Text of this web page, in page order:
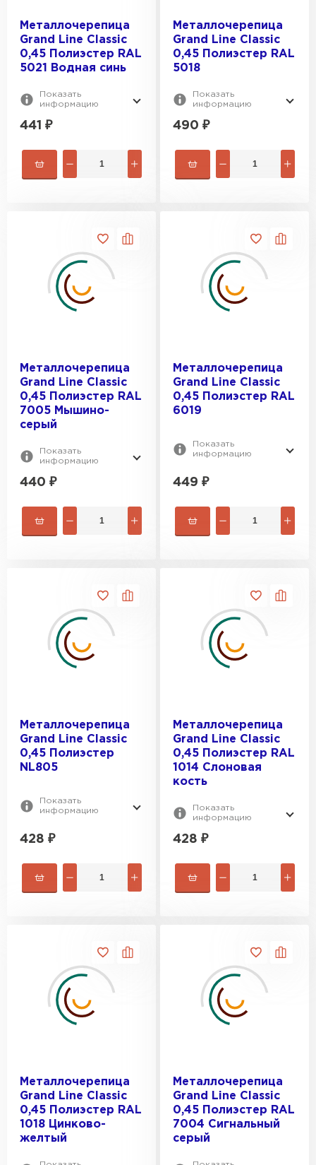
Металлочерепица
Grand Line Classic
0,45 Полиэстер RAL
5021 Водная синь
Показать
информацию
441 ₽
Металлочерепица
Grand Line Classic
0,45 Полиэстер RAL
5018
Показать
информацию
490 ₽
Металлочерепица
Grand Line Classic
0,45 Полиэстер RAL
7005 Мышино-
серый
Показать
информацию
440 ₽
Металлочерепица
Grand Line Classic
0,45 Полиэстер RAL
6019
Показать
информацию
449 ₽
Металлочерепица
Grand Line Classic
0,45 Полиэстер
NL805
Показать
информацию
428 ₽
Металлочерепица
Grand Line Classic
0,45 Полиэстер RAL
1014 Слоновая
кость
Показать
информацию
428 ₽
Металлочерепица
Grand Line Classic
0,45 Полиэстер RAL
1018 Цинково-
желтый
Металлочерепица
Grand Line Classic
0,45 Полиэстер RAL
7004 Сигнальный
серый